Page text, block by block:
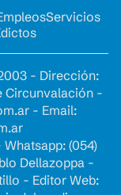
Servicios
- Dirección:
Circunvalación -
- Email:
Whatsapp: (054)
Dellazoppa -
- Editor Web: